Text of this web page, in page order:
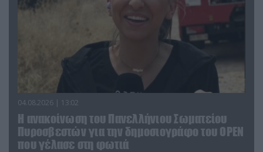
04.08.2026 | 13:02
Η ανακοίνωση του Πανελλήνιου Σωματείου
Πυροσβεστών για την δημοσιογράφο του OPEN
που γέλασε στη φωτιά